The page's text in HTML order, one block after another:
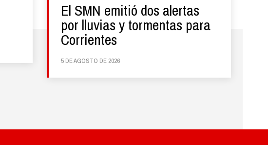
El SMN emitió dos alertas
por lluvias y tormentas para
Corrientes
5 DE AGOSTO DE 2026